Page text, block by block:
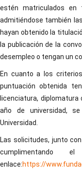
estén matriculados en
admitiéndose también
hayan obtenido la
la publicación de la
desempleo o tengan un
En cuanto a los
puntuación obtenida
licenciatura,
año de universidad,
Universidad.
Las solicitudes, junto
cumplimentando
enlace:https://